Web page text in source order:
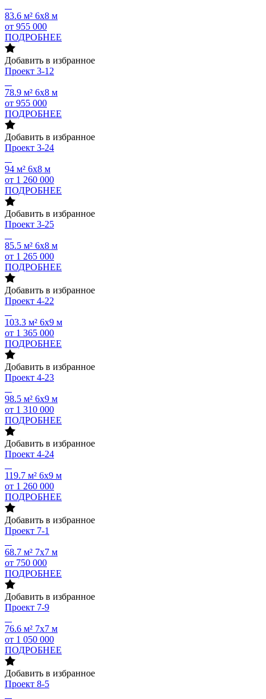
83.6 м² 6х8 м
от 955 000
ПОДРОБНЕЕ
Добавить в избранное
Проект 3-12
78.9 м² 6х8 м
от 955 000
ПОДРОБНЕЕ
Добавить в избранное
Проект 3-24
94 м² 6х8 м
от 1 260 000
ПОДРОБНЕЕ
Добавить в избранное
Проект 3-25
85.5 м² 6х8 м
от 1 265 000
ПОДРОБНЕЕ
Добавить в избранное
Проект 4-22
103.3 м² 6х9 м
от 1 365 000
ПОДРОБНЕЕ
Добавить в избранное
Проект 4-23
98.5 м² 6х9 м
от 1 310 000
ПОДРОБНЕЕ
Добавить в избранное
Проект 4-24
119.7 м² 6х9 м
от 1 260 000
ПОДРОБНЕЕ
Добавить в избранное
Проект 7-1
68.7 м² 7х7 м
от 750 000
ПОДРОБНЕЕ
Добавить в избранное
Проект 7-9
76.6 м² 7х7 м
от 1 050 000
ПОДРОБНЕЕ
Добавить в избранное
Проект 8-5